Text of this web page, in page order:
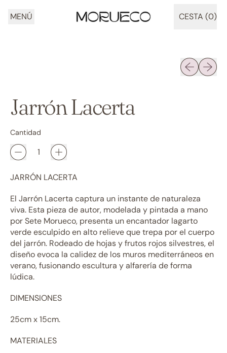
MENÚ CESTA (0)
ARTÍCULOS
Diapositiva
Jarrón Lacerta
Cantidad
JARRÓN LACERTA
El Jarrón Lacerta captura un instante de naturaleza
viva. Esta pieza de autor, modelada y pintada a mano
por Sete Morueco, presenta un encantador lagarto
verde esculpido en alto relieve que trepa por el cuerpo
del jarrón. Rodeado de hojas y frutos rojos silvestres, el
diseño evoca la calidez de los muros mediterráneos en
verano, fusionando escultura y alfarería de forma
lúdica.
DIMENSIONES
25cm x 15cm.
MATERIALES